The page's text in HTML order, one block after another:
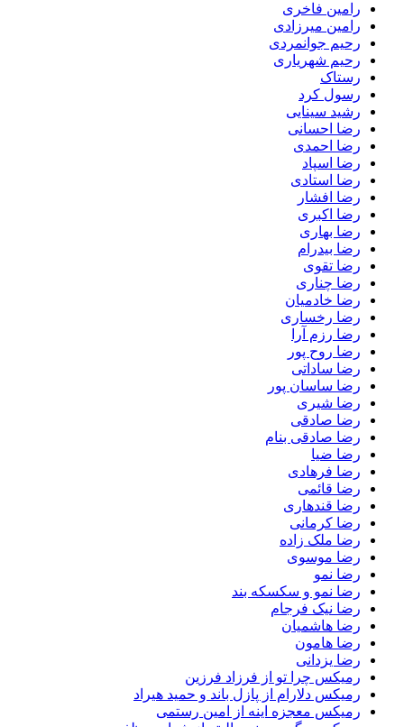
رامین فاخری
رامین میرزادی
رحیم جوانمردی
رحیم شهریاری
رستاک
رسول کرد
رشید سینایی
رضا احسانی
رضا احمدی
رضا اسپاد
رضا استادی
رضا افشار
رضا اکبری
رضا بهاری
رضا بیدرام
رضا تقوی
رضا چناری
رضا خادمیان
رضا رخساری
رضا رزم آرا
رضا روح پور
رضا ساداتی
رضا ساسان پور
رضا شیری
رضا صادقی
رضا صادقی بنام
رضا ضیا
رضا فرهادی
رضا قائمی
رضا قندهاری
رضا کرمانی
رضا ملک زاده
رضا موسوی
رضا نمو
رضا نمو و سکسکه بند
رضا نیک فرجام
رضا هاشمیان
رضا هامون
رضا یزدانی
رمیکس چرا تو از فرزاد فرزین
رمیکس دلارام از پازل باند و حمید هیراد
رمیکس معجزه اینه از امین رستمی